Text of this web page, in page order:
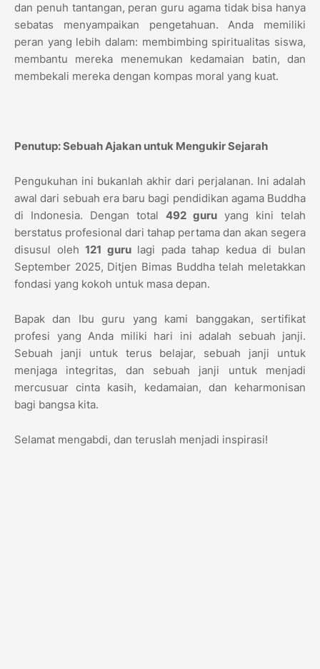
dan penuh tantangan, peran guru agama tidak bisa hanya
sebatas menyampaikan pengetahuan. Anda memiliki
peran yang lebih dalam: membimbing spiritualitas siswa,
membantu mereka menemukan kedamaian batin, dan
membekali mereka dengan kompas moral yang kuat.
Penutup: Sebuah Ajakan untuk Mengukir Sejarah
Pengukuhan ini bukanlah akhir dari perjalanan. Ini adalah
awal dari sebuah era baru bagi pendidikan agama Buddha
di Indonesia. Dengan total 492 guru yang kini telah
berstatus profesional dari tahap pertama dan akan segera
disusul oleh121 gurulagi pada tahap kedua di bulan
September 2025, Ditjen Bimas Buddha telah meletakkan
fondasi yang kokoh untuk masa depan.
Bapak dan Ibu guru yang kami banggakan, sertifikat
profesi yang Anda miliki hari ini adalah sebuah janji.
Sebuah janji untuk terus belajar, sebuah janji untuk
menjaga integritas, dan sebuah janji untuk menjadi
mercusuar cinta kasih, kedamaian, dan keharmonisan
bagi bangsa kita.
Selamat mengabdi, dan teruslah menjadi inspirasi!